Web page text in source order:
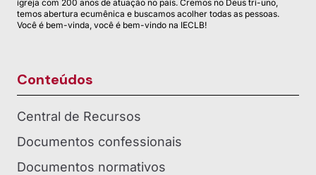
igreja com 200 anos de atuação no país. Cremos no Deus tri-uno,
temos abertura ecumênica e buscamos acolher todas as pessoas.
Você é bem-vinda, você é bem-vindo na IECLB!
Conteúdos
Central de Recursos
Documentos confessionais
Documentos normativos